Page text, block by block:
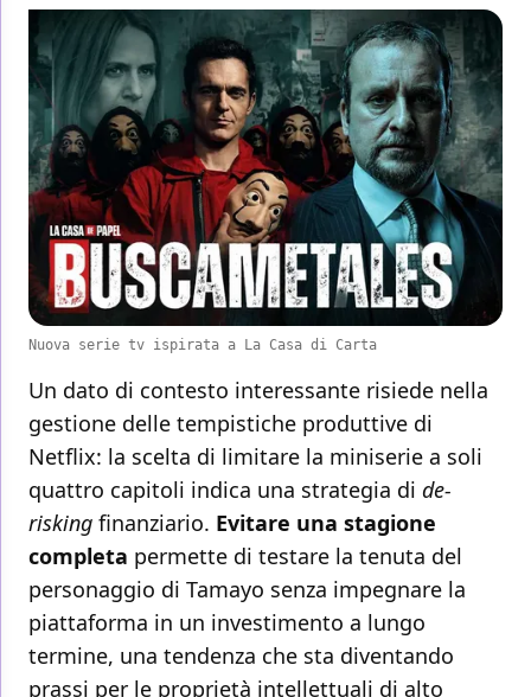
Nuova serie tv ispirata a La Casa di Carta
Un dato di contesto interessante risiede nella
gestione delle tempistiche produttive di
Netflix: la scelta di limitare la miniserie a soli
quattro capitoli indica una strategia di de-
risking finanziario. Evitare una stagione
completa permette di testare la tenuta del
personaggio di Tamayo senza impegnare la
piattaforma in un investimento a lungo
termine, una tendenza che sta diventando
prassi per le proprietà intellettuali di alto